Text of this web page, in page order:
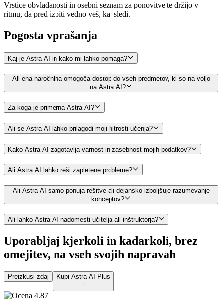
Vrstice obvladanosti in osebni seznam za ponovitve te držijo v
ritmu, da pred izpiti vedno veš, kaj sledi.
Pogosta vprašanja
Kaj je Astra AI in kako mi lahko pomaga?
Ali ena naročnina omogoča dostop do vseh predmetov, ki so na voljo
na Astra AI?
Za koga je primerna Astra AI?
Ali se Astra AI lahko prilagodi moji hitrosti učenja?
Kako Astra AI zagotavlja varnost in zasebnost mojih podatkov?
Ali Astra AI lahko reši zapletene probleme?
Ali Astra AI samo ponuja rešitve ali dejansko izboljšuje razumevanje
konceptov?
Ali lahko Astra AI nadomesti učitelja ali inštruktorja?
Uporabljaj kjerkoli in kadarkoli, brez
omejitev, na vseh svojih napravah
Preizkusi zdaj Kupi Astra AI Plus